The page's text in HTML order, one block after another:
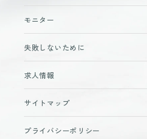
モニター
失敗しないために
求人情報
サイトマップ
プライバシーポリシー